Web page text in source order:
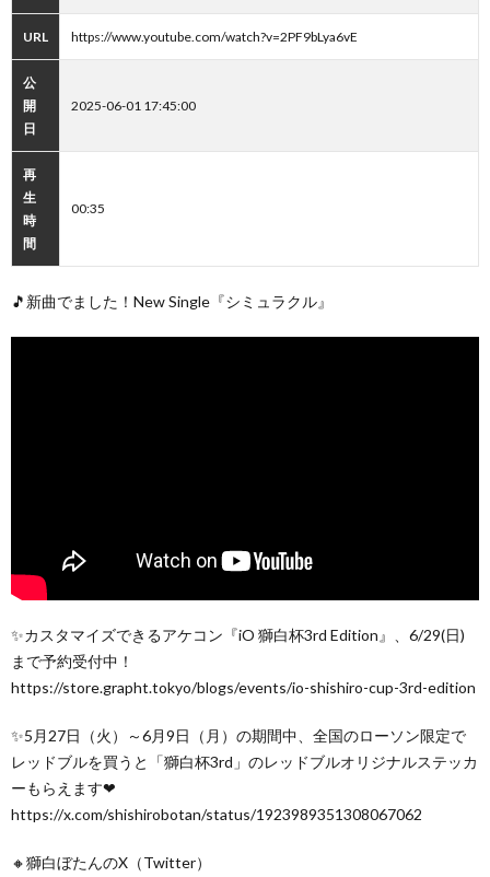
URL https://www.youtube.com/watch?v=2PF9bLya6vE
公
開
日
2025-06-01 17:45:00
再
生
時
間
00:35
🎵新曲でました！New Single『シミュラクル』
✨カスタマイズできるアケコン『iO 獅白杯3rd Edition』、6/29(日)
まで予約受付中！
https://store.grapht.tokyo/blogs/events/io-shishiro-cup-3rd-edition
✨5月27日（火）～6月9日（月）の期間中、全国のローソン限定で
レッドブルを買うと「獅白杯3rd」のレッドブルオリジナルステッカ
ーもらえます❤
https://x.com/shishirobotan/status/1923989351308067062
🔸獅白ぼたんのX（Twitter）